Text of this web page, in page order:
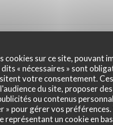
sur ce site, pouvant
« nécessaires » sont
votre consentement.
du site, proposer
ou contenus
» pour gérer vos
un cookie en